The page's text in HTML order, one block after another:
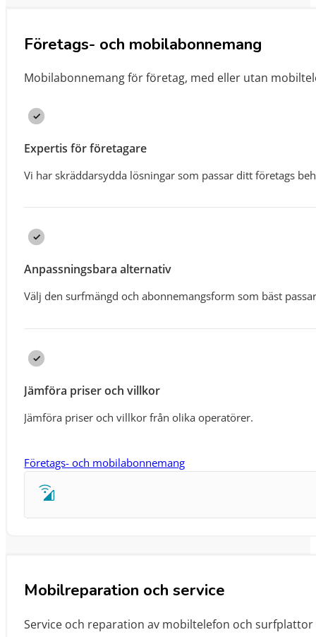
Företags- och mobilabonnemang
Mobilabonnemang för företag, med eller utan
Expertis för företagare
Vi har skräddarsydda lösningar som passar ditt företags
Anpassningsbara alternativ
Välj den surfmängd och abonnemangsform som bäst
Jämföra priser och villkor
Jämföra priser och villkor från olika operatörer.
Företags- och mobilabonnemang
Mobilreparation och service
Service och reparation av mobiltelefon och